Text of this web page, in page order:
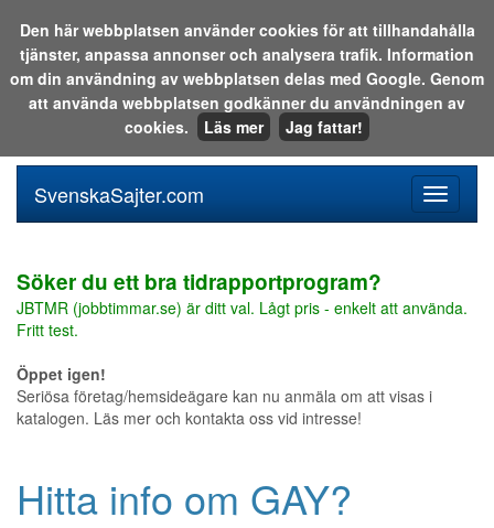
Sök i katalogen eller på webben:
meny
SvenskaSajter.com
Söker du ett bra tidrapportprogram?
JBTMR (jobbtimmar.se) är ditt val. Lågt pris - enkelt att använda.
Fritt test.
Öppet igen!
Seriösa företag/hemsideägare kan nu anmäla om att visas i
katalogen. Läs mer och kontakta oss vid intresse!
Hitta info om GAY?
Den här webbplatsen använder cookies för att tillhandahålla
tjänster, anpassa annonser och analysera trafik. Information
om din användning av webbplatsen delas med Google. Genom
att använda webbplatsen godkänner du användningen av
cookies.
Läs mer Jag fattar!